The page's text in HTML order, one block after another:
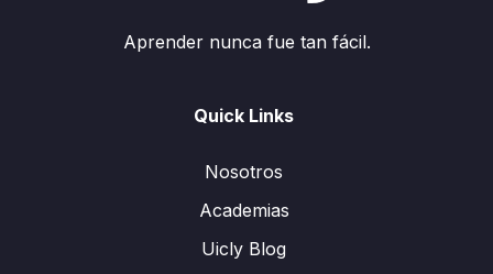
Aprender nunca fue tan fácil.
Quick Links
Nosotros
Academias
Uicly Blog